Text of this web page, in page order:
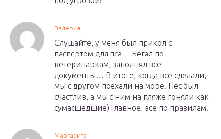
Валерия
Слушайте, у меня был прикол с
паспортом для пса… Бегал по
ветеринаркам, заполнял все
документы… В итоге, когда все сделали,
мы с другом поехали на море! Пес был
счастлив, а мы с ним на пляже гоняли как
сумасшедшие) Главное, все по правилам!
Маргарита